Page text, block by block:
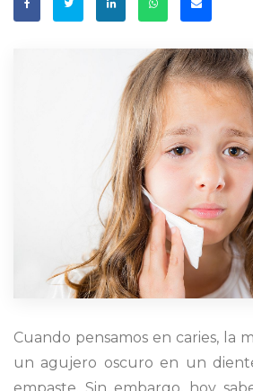
Cuando pensamos en caries, la
un agujero oscuro en un